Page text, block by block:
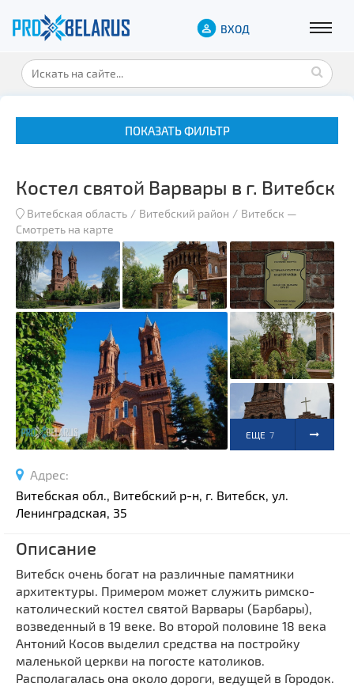
ВХОД
ПОКАЗАТЬ ФИЛЬТР
Музеи
Замки и дворцы
Военная история
Гражданская архитектура
Спортивные сооружения
Производства
Ратуши
Родовые усадьбы
Национальные парки и заказники
Озера и водоемы
Памятники археологии
Памятники геодезии
Памятники природы
Памятники известным людям
Церкви
Монастыри
Выберите область
Выберите район
Выберите населенный пункт
Костел святой Варвары в г. Витебск
Витебская область Витебский район Витебск —
Смотреть на карте
ЕЩЕ 7
Адрес:
Витебская обл., Витебский р-н, г. Витебск, ул.
Ленинградская, 35
Описание
Витебск очень богат на различные памятники
архитектуры. Примером может служить римско-
католический костел святой Варвары (Барбары),
возведенный в 19 веке. Во второй половине 18 века
Антоний Косов выделил средства на постройку
маленькой церкви на погосте католиков.
Располагалась она около дороги, ведущей в Городок.